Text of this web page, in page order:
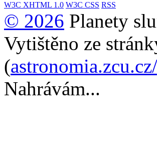
W3C XHTML 1.0 W3C CSS RSS
© 2026 Planety
Vytištěno ze
(
Nahrávám...